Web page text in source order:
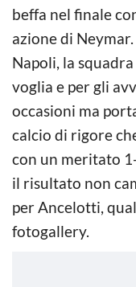
beffa nel finale
azione di
Napoli, la
voglia e per gli
occasioni ma
calcio di rigore
con un meritato
il risultato non
per Ancelotti,
fotogallery.